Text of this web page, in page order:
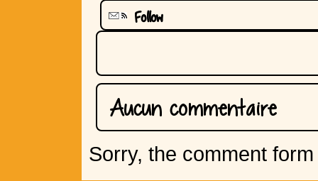
Follow
Aucun commentaire
Sorry, the comment